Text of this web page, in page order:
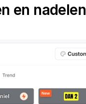
en nadelen